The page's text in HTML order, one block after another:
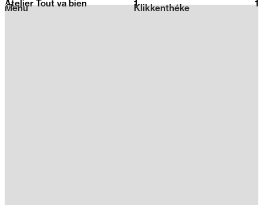
2026
Klikkenthéke
Menu
Atelier Tout va bien 1 1